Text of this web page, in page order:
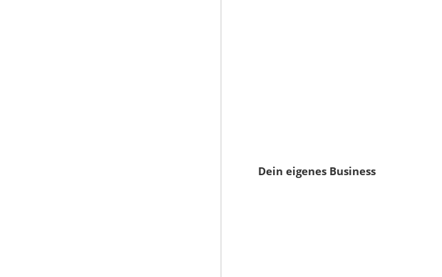
Dein eigenes Business